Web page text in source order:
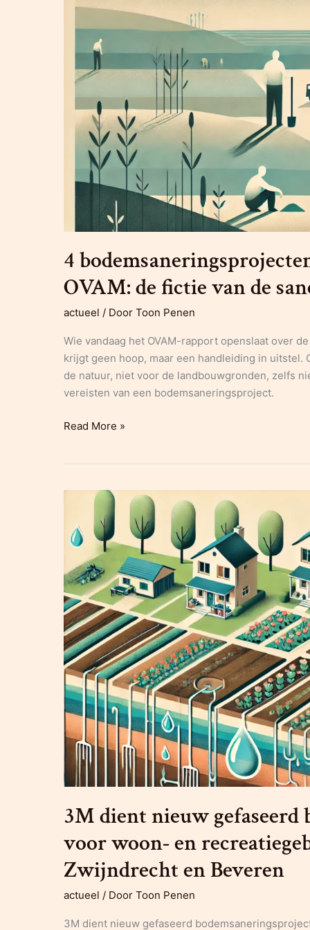
4
OVAM: de fictie van de
actueel / Door Toon Penen
Wie vandaag het OVAM-rapport openslaat over
krijgt geen hoop, maar een handleiding in
de natuur, niet voor de landbouwgronden, zelfs
vereisten van een bodemsaneringsproject.
4
afgekeurd
OVAM:
de
fictie
van
de
sanering
Read More »
3M dient nieuw
voor woon- en
Zwijndrecht en Beveren
actueel / Door Toon Penen
3M dient nieuw gefaseerd